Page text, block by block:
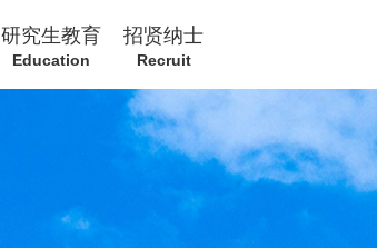
研究生教育
Education
招贤纳士
Recruit